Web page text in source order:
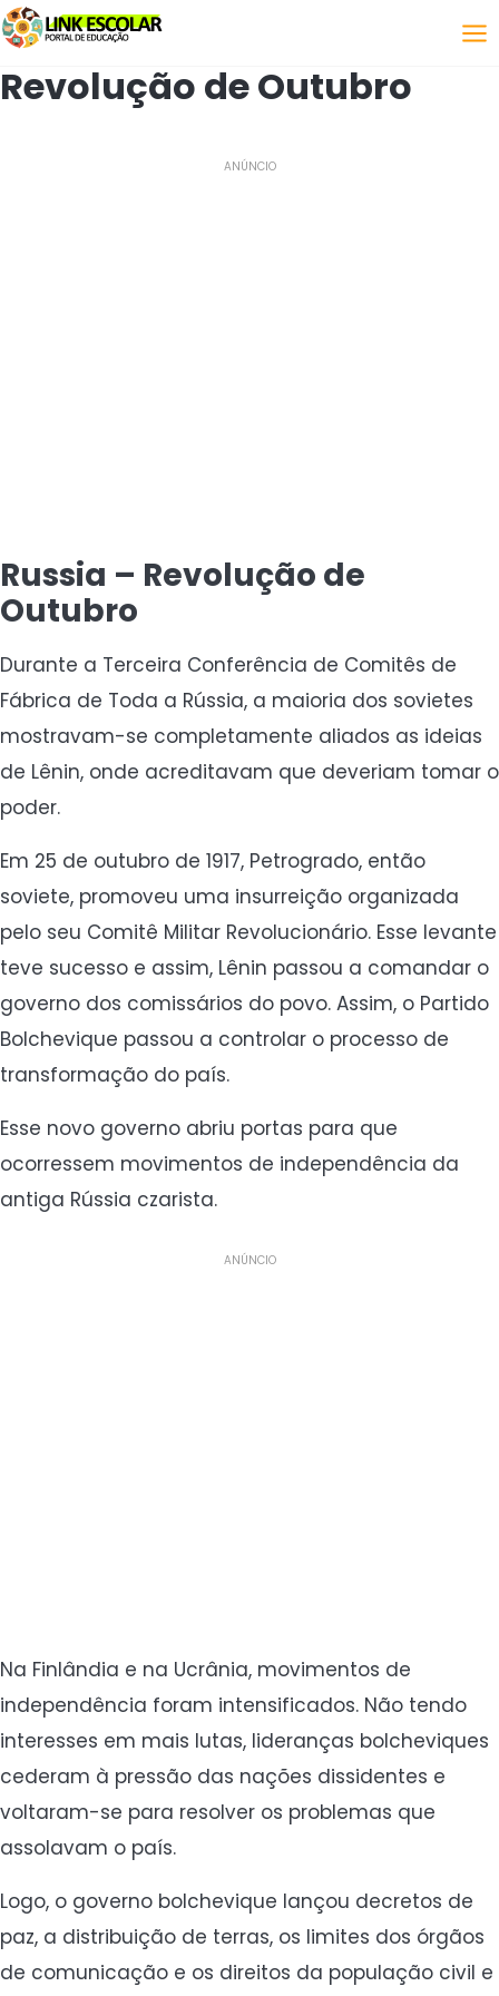
Bağlantı
Revolução de Outubro
ANÚNCIO
Russia – Revolução de
Outubro
Durante a Terceira Conferência de Comitês de
Fábrica de Toda a Rússia, a maioria dos sovietes
mostravam-se completamente aliados as ideias
de Lênin, onde acreditavam que deveriam tomar o
poder.
Em 25 de outubro de 1917, Petrogrado, então
soviete, promoveu uma insurreição organizada
pelo seu Comitê Militar Revolucionário. Esse levante
teve sucesso e assim, Lênin passou a comandar o
governo dos comissários do povo. Assim, o Partido
Bolchevique passou a controlar o processo de
transformação do país.
Esse novo governo abriu portas para que
ocorressem movimentos de independência da
antiga Rússia czarista.
ANÚNCIO
Na Finlândia e na Ucrânia, movimentos de
independência foram intensificados. Não tendo
interesses em mais lutas, lideranças bolcheviques
cederam à pressão das nações dissidentes e
voltaram-se para resolver os problemas que
assolavam o país.
Logo, o governo bolchevique lançou decretos de
paz, a distribuição de terras, os limites dos órgãos
de comunicação e os direitos da população civil e